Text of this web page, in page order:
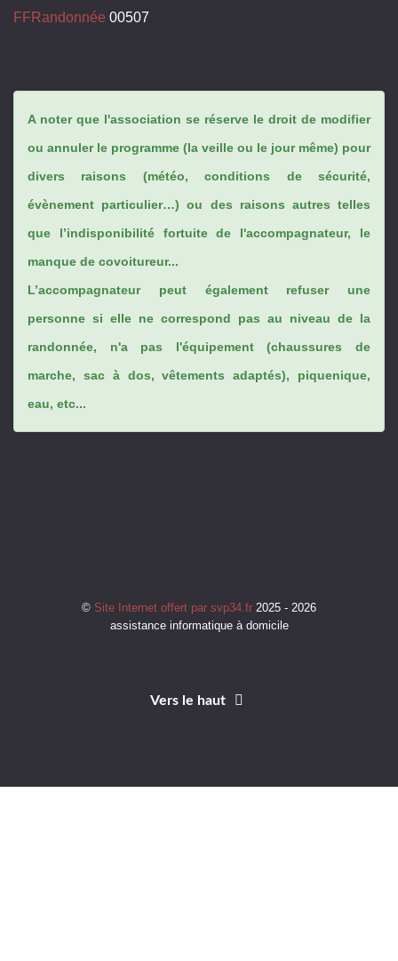
FFRandonnée 00507
A noter que l'association se réserve le droit de modifier
ou annuler le programme (la veille ou le jour même) pour
divers raisons (météo, conditions de sécurité,
évènement particulier…) ou des raisons autres telles
que l’indisponibilité fortuite de l'accompagnateur, le
manque de covoitureur...
L’accompagnateur peut également refuser une
personne si elle ne correspond pas au niveau de la
randonnée, n'a pas l'équipement (chaussures de
marche, sac à dos, vêtements adaptés), piquenique,
eau, etc...
© Site Internet offert par svp34.fr 2025 - 2026
assistance informatique à domicile
Vers le haut